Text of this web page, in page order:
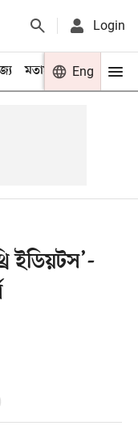
Login
মতামত খেলা
Eng
ইডিয়টস’-